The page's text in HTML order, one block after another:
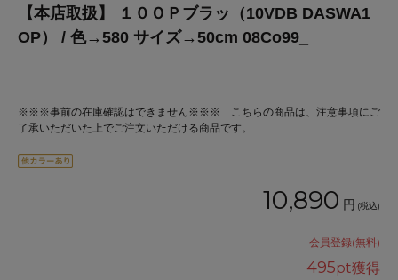
【本店取扱】 １０ＯＰブラッ（10VDB DASWA1
OP） / 色→580 サイズ→50cm 08Co99_
※※※事前の在庫確認はできません※※※ こちらの商品は、注意事項にご
了承いただいた上でご注文いただける商品です。
10,890 円 (税込)
会員登録(無料)
495pt獲得